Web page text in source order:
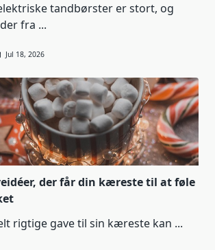
tandbørster er stort, og
fra ...
Jul 18, 2026
der får din kæreste til at føle
rigtige gave til sin kæreste kan ...